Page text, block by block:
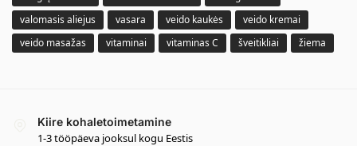
valomasis aliejus
vasara veido kaukės
veido kremai
veido masažas
vitaminai vitaminas C šveitikliai žiema
Kiire kohaletoimetamine
1-3 tööpäeva jooksul kogu Eestis